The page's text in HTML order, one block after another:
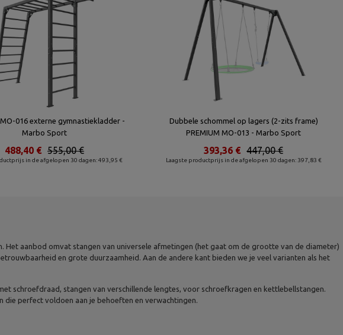
MO-016 externe gymnastiekladder -
Marbo Sport
in de afgelopen 30 dagen: 493,95 €
555,00 €
488,40 €
Dubbele schommel op lagers (2-zits frame)
PREMIUM MO-013 - Marbo Sport
Laagste productprijs in de afgelopen 30 dagen: 397,83 €
447,00 €
393,36 €
aanbod omvat stangen van universele afmetingen (het gaat om de grootte van de diameter)
en grote duurzaamheid. Aan de andere kant bieden we je veel varianten als het
schroefdraad, stangen van verschillende lengtes, voor schroefkragen en kettlebellstangen.
die perfect voldoen aan je behoeften en verwachtingen.